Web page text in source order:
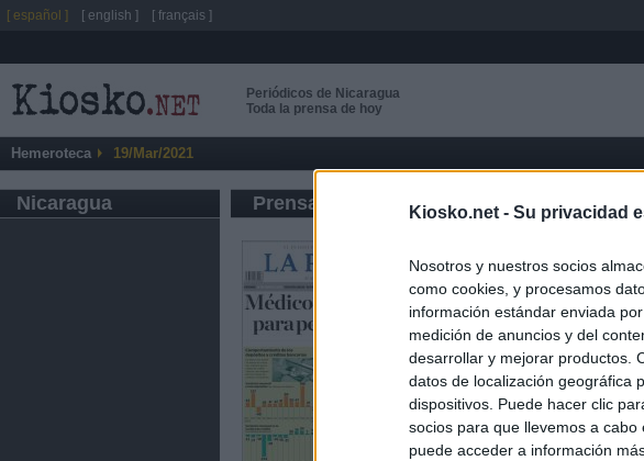
Kiosko.net - Su privacidad
Nosotros y nuestros socios
como cookies, y procesamos
información estándar enviada
medición de anuncios y del
desarrollar y mejorar productos.
datos de localización geográfica
dispositivos. Puede hacer clic
socios para que llevemos a
puede acceder a información
Periódicos de Nicaragua
Toda la prensa de hoy
Hemeroteca 19/Mar/2021
Nicaragua Prensa de Información General
[ español ] [ english ] [ français ]